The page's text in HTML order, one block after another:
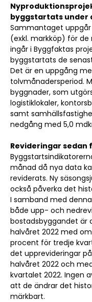
byggstartats under
Sammantaget
(exkl. markköp) för
ingår i Byggfaktas
byggstartats de
Det är en uppgång
tolvmånadersperiod.
byggnader, som
logistiklokaler,
samt
nedgång med 5,0
Revideringar
månad då nya data
reviderats. Ny
också påverka det
I samband med
både upp- och
bostadsbyggandet är
halvåret 2022 med
procent för tredje
det upprevideringar
halvåret 2022 och
kvartalet 2022. Ingen
att de ändrar det
märkbart.